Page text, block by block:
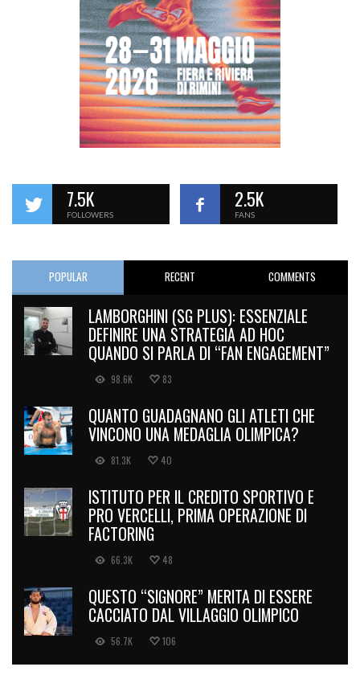
7.5K
FOLLOWERS
2.5K
FANS
POPULAR RECENT COMMENTS
LAMBORGHINI (SG PLUS): ESSENZIALE
DEFINIRE UNA STRATEGIA AD HOC
QUANDO SI PARLA DI “FAN ENGAGEMENT”
98.6K 83
QUANTO GUADAGNANO GLI ATLETI CHE
VINCONO UNA MEDAGLIA OLIMPICA?
81.3K 40
ISTITUTO PER IL CREDITO SPORTIVO E
PRO VERCELLI, PRIMA OPERAZIONE DI
FACTORING
66.3K 48
QUESTO “SIGNORE” MERITA DI ESSERE
CACCIATO DAL VILLAGGIO OLIMPICO
56.7K 106